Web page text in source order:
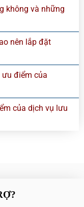
không và những
nên lắp đặt
ưu điểm của
của dịch vụ lưu